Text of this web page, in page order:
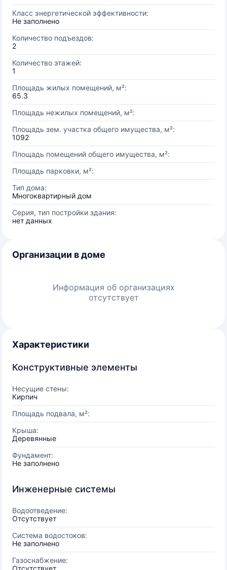
Класс энергетической эффективности:
Не заполнено
Количество подъездов:
2
Количество этажей:
1
Площадь жилых помещений, м²:
65.3
Площадь нежилых помещений, м²:
Площадь зем. участка общего имущества, м²:
1092
Площадь помещений общего имущества, м²:
Площадь парковки, м²:
Тип дома:
Многоквартирный дом
Серия, тип постройки здания:
нет данных
Организации в доме
Информация об организациях
отсутствует
Характеристики
Конструктивные элементы
Несущие стены:
Кирпич
Площадь подвала, м²:
Крыша:
Деревянные
Фундамент:
Не заполнено
Инженерные системы
Водоотведение:
Отсутствует
Система водостоков:
Не заполнено
Газоснабжение:
Отсутствует